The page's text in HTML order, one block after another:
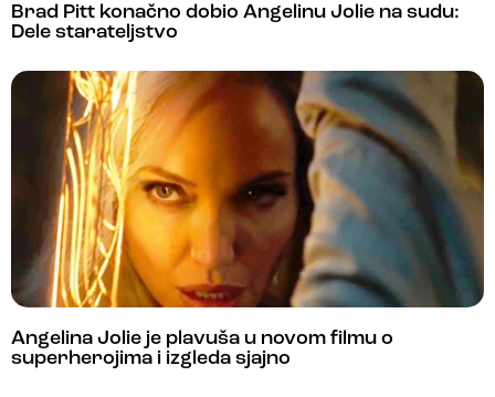
Brad Pitt konačno dobio Angelinu Jolie na sudu:
Dele starateljstvo
Angelina Jolie je plavuša u novom filmu o
superherojima i izgleda sjajno